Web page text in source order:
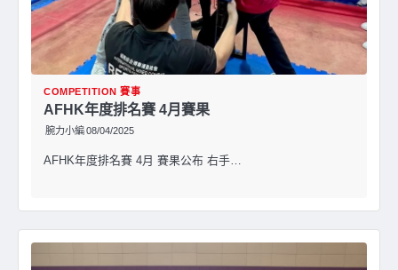
COMPETITION 賽事
AFHK年度排名賽 4月賽果
腕力小編08/04/2025
AFHK年度排名賽 4月 賽果公布 右手…